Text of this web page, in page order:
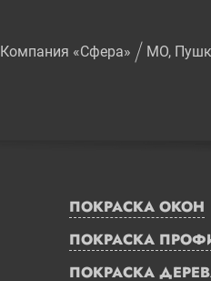
Компания «Сфера» МО,
ПОКРАСКА ОКОН
ПОКРАСКА
ПОКРАСКА